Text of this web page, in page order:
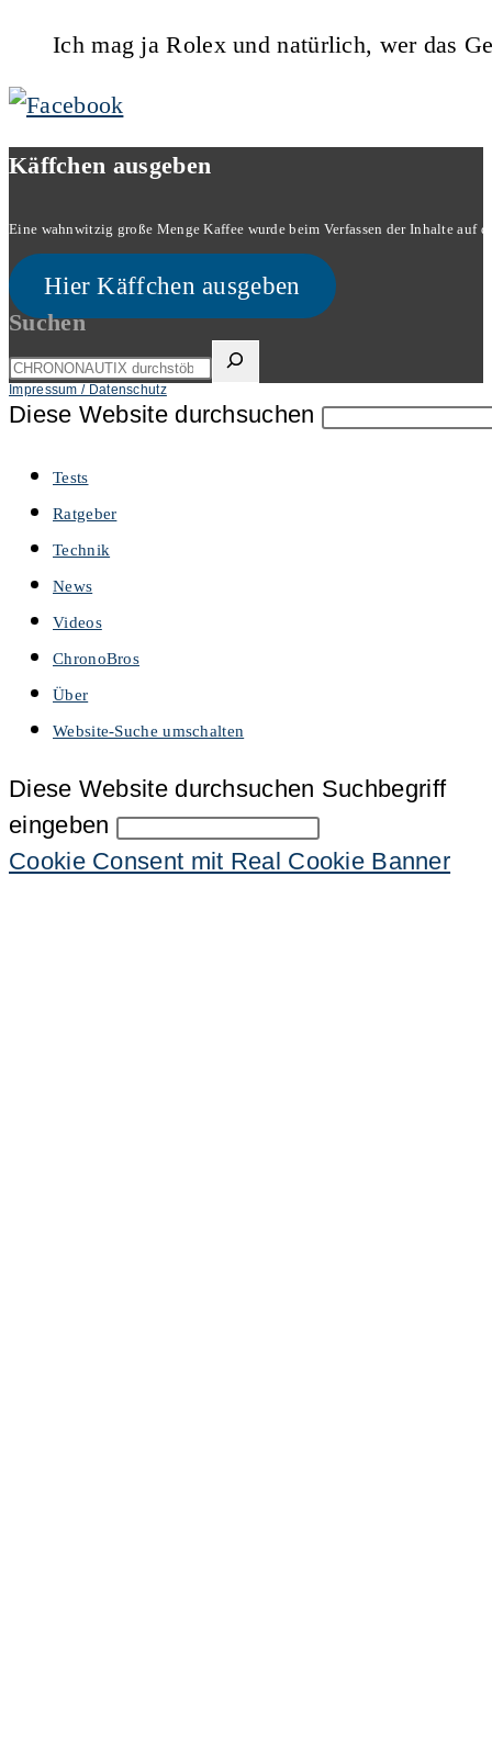
Ich mag ja Rolex und natürlich, wer das
Käffchen ausgeben
Eine wahnwitzig große Menge Kaffee wurde beim Verfassen der Inhalte auf
Hier Käffchen ausgeben
Suchen
Impressum / Datenschutz
Diese Website durchsuchen
Tests
Ratgeber
Technik
News
Videos
ChronoBros
Über
Website-Suche umschalten
Diese Website durchsuchen Suchbegriff
eingeben
Cookie Consent mit Real Cookie Banner